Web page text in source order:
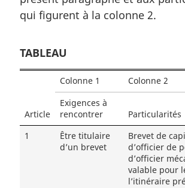
qui figurent à la colonne 2.
TABLEAU
Article
Colonne 1 Colonne 2
Exigences à
rencontrer
Particularités
1
Être titulaire
d’un brevet
Brevet de
d’officier de
d’officier
valable pour
l’itinéraire